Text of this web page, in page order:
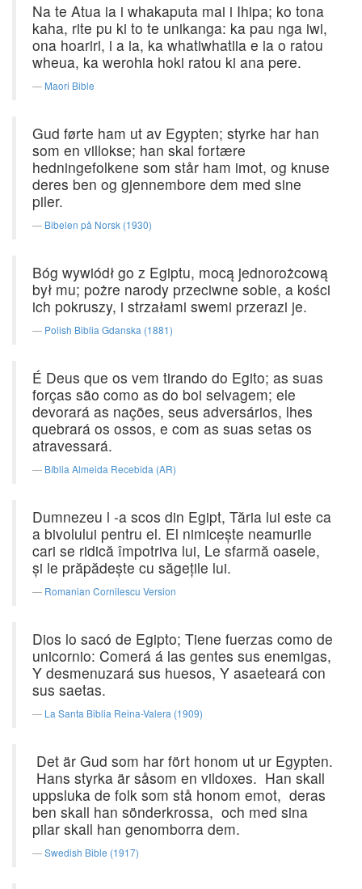
Na te Atua ia i whakaputa mai i Ihipa; ko tona
kaha, rite pu ki to te unikanga: ka pau nga iwi,
ona hoariri, i a ia, ka whatiwhatiia e ia o ratou
wheua, ka werohia hoki ratou ki ana pere.
Maori Bible
Gud førte ham ut av Egypten; styrke har han
som en villokse; han skal fortære
hedningefolkene som står ham imot, og knuse
deres ben og gjennembore dem med sine
piler.
Bibelen på Norsk (1930)
Bóg wywiódł go z Egiptu, mocą jednorożcową
był mu; pożre narody przeciwne sobie, a kości
ich pokruszy, i strzałami swemi przerazi je.
Polish Biblia Gdanska (1881)
É Deus que os vem tirando do Egito; as suas
forças são como as do boi selvagem; ele
devorará as nações, seus adversários, lhes
quebrará os ossos, e com as suas setas os
atravessará.
Bíblia Almeida Recebida (AR)
Dumnezeu l -a scos din Egipt, Tăria lui este ca
a bivolului pentru el. El nimiceşte neamurile
cari se ridică împotriva lui, Le sfarmă oasele,
şi le prăpădeşte cu săgeţile lui.
Romanian Cornilescu Version
Dios lo sacó de Egipto; Tiene fuerzas como de
unicornio: Comerá á las gentes sus enemigas,
Y desmenuzará sus huesos, Y asaeteará con
sus saetas.
La Santa Biblia Reina-Valera (1909)
Det är Gud som har fört honom ut ur Egypten.
Hans styrka är såsom en vildoxes. Han skall
uppsluka de folk som stå honom emot, deras
ben skall han sönderkrossa, och med sina
pilar skall han genomborra dem.
Swedish Bible (1917)